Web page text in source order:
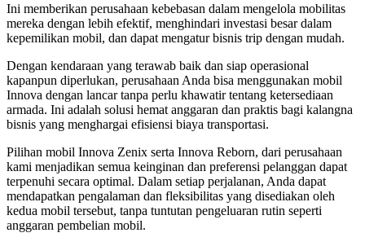
Ini memberikan perusahaan kebebasan dalam mengelola mobilitas
mereka dengan lebih efektif, menghindari investasi besar dalam
kepemilikan mobil, dan dapat mengatur bisnis trip dengan mudah.
Dengan kendaraan yang terawab baik dan siap operasional
kapanpun diperlukan, perusahaan Anda bisa menggunakan mobil
Innova dengan lancar tanpa perlu khawatir tentang ketersediaan
armada. Ini adalah solusi hemat anggaran dan praktis bagi kalangna
bisnis yang menghargai efisiensi biaya transportasi.
Pilihan mobil Innova Zenix serta Innova Reborn, dari perusahaan
kami menjadikan semua keinginan dan preferensi pelanggan dapat
terpenuhi secara optimal. Dalam setiap perjalanan, Anda dapat
mendapatkan pengalaman dan fleksibilitas yang disediakan oleh
kedua mobil tersebut, tanpa tuntutan pengeluaran rutin seperti
anggaran pembelian mobil.